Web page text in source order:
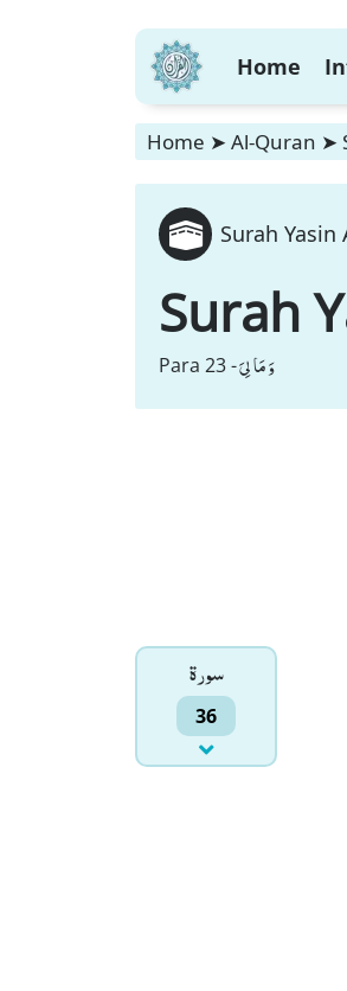
Home
Home ➤ Al-Quran ➤
Surah
Surah
Para 23 -وَ مَا لِیَ
سورۃ
36